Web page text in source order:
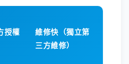
授權
維修快（獨立第
三方維修）